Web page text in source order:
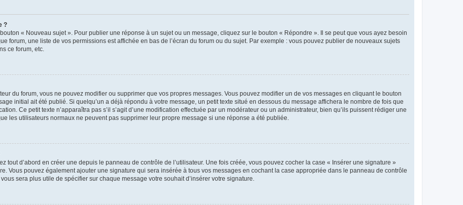
?
« Nouveau sujet ». Pour publier une réponse à un sujet ou un message, cliquez sur le bouton « Répondre ». Il se peut que vous ayez besoin
forum, une liste de vos permissions est affichée en bas de l’écran du forum ou du sujet. Par exemple : vous pouvez publier de nouveaux sujets
ce forum, etc.
du forum, vous ne pouvez modifier ou supprimer que vos propres messages. Vous pouvez modifier un de vos messages en cliquant le bouton
initial ait été publié. Si quelqu’un a déjà répondu à votre message, un petit texte situé en dessous du message affichera le nombre de fois que
Ce petit texte n’apparaîtra pas s’il s’agit d’une modification effectuée par un modérateur ou un administrateur, bien qu’ils puissent rédiger une
les utilisateurs normaux ne peuvent pas supprimer leur propre message si une réponse a été publiée.
tout d’abord en créer une depuis le panneau de contrôle de l’utilisateur. Une fois créée, vous pouvez cocher la case « Insérer une signature »
Vous pouvez également ajouter une signature qui sera insérée à tous vos messages en cochant la case appropriée dans le panneau de contrôle
sera plus utile de spécifier sur chaque message votre souhait d’insérer votre signature.